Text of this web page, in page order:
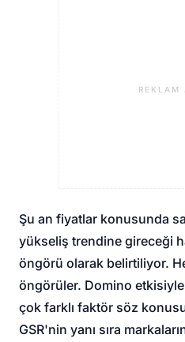
REKLAM
Şu an fiyatlar konusunda
yükseliş trendine gireceği
öngörü olarak belirtiliyor.
öngörüler. Domino
çok farklı faktör söz
GSR'nin yanı sıra